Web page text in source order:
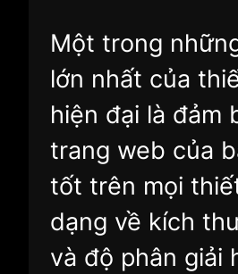
Một trong
lớn nhất của
hiện đại là đảm
trang web của
tốt trên mọi
dạng về kích
và độ phân giải